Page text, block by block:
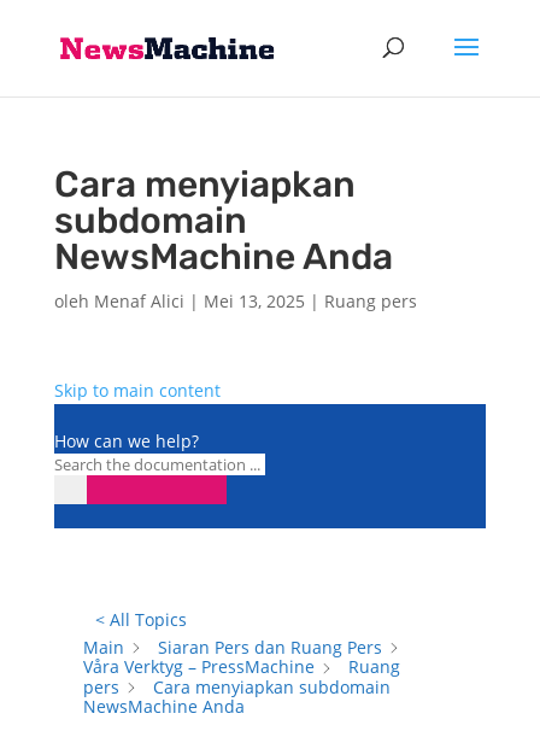
Cara menyiapkan
subdomain
NewsMachine Anda
oleh Menaf Alici | Mei 13, 2025 | Ruang pers
Skip to main content
How can we help?
< All Topics
Main
Siaran Pers dan Ruang Pers
Våra Verktyg – PressMachine
Ruang
pers
Cara menyiapkan subdomain
NewsMachine Anda